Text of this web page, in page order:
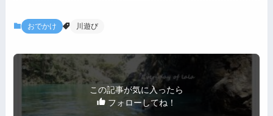
おでかけ 川遊び
この記事が気に入ったら
フォローしてね！